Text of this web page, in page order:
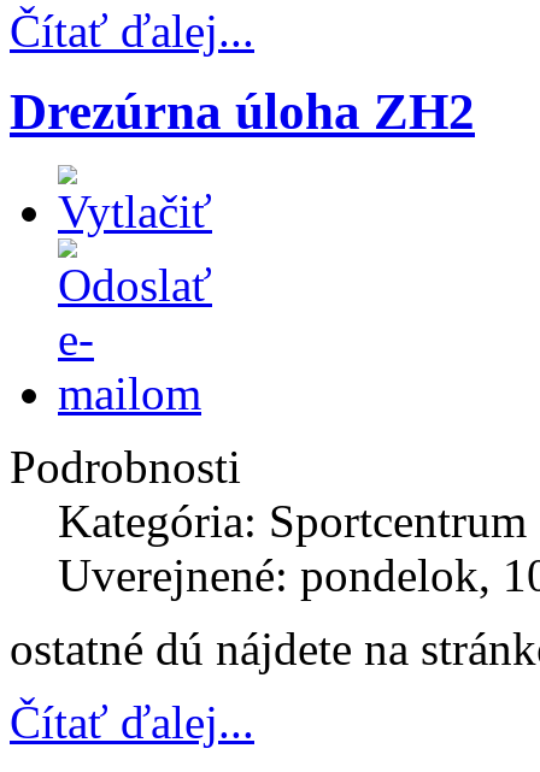
Čítať ďalej...
Drezúrna úloha ZH2
Podrobnosti
Kategória: Sportcentrum
Uverejnené: pondelok,
ostatné dú nájdete na
Čítať ďalej...